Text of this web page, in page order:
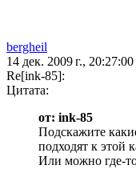
bergheil
14 дек. 2009 г., 20:27:00
Re[ink-85]:
Цитата:
от: ink-85
Подскажите
подходят к этой
Или можно где-